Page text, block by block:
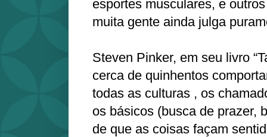
esportes musculares, e
muita gente ainda julga
Steven Pinker, em seu livro
cerca de quinhentos
todas as culturas , os
os básicos (busca de prazer,
de que as coisas façam